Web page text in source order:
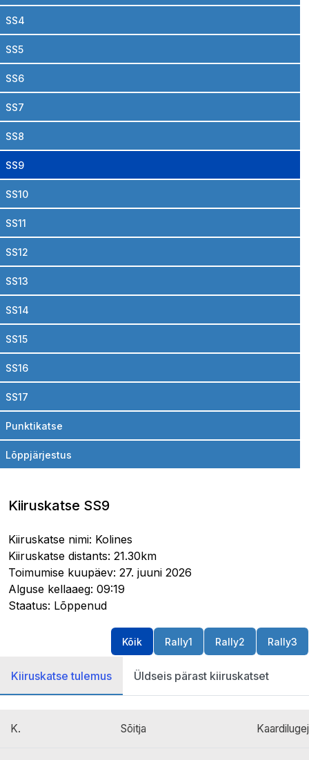
SS4
SS5
SS6
SS7
SS8
SS9
SS10
SS11
SS12
SS13
SS14
SS15
SS16
SS17
Punktikatse
Lõppjärjestus
Kiiruskatse SS9
Kiiruskatse nimi: Kolines
Kiiruskatse distants: 21.30km
Toimumise kuupäev: 27. juuni 2026
Alguse kellaaeg: 09:19
Staatus: Lõppenud
Kõik Rally1 Rally2 Rally3
Kiiruskatse tulemus Üldseis pärast kiiruskatset
K. Sõitja